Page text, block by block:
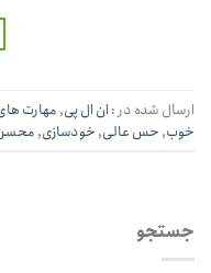
ارسال شده در : ان ال پی, مهارت‌
خوب, حس عالی, خودسازی,
جستجو